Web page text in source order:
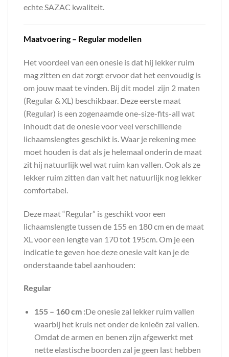
echte SAZAC kwaliteit.
Maatvoering – Regular modellen
Het voordeel van een onesie is dat hij lekker ruim
mag zitten en dat zorgt ervoor dat het eenvoudig is
om jouw maat te vinden. Bij dit model zijn 2 maten
(Regular & XL) beschikbaar. Deze eerste maat
(Regular) is een zogenaamde one-size-fits-all wat
inhoudt dat de onesie voor veel verschillende
lichaamslengtes geschikt is. Waar je rekening mee
moet houden is dat als je helemaal onderin de maat
zit hij natuurlijk wel wat ruim kan vallen. Ook als ze
lekker ruim zitten dan valt het natuurlijk nog lekker
comfortabel.
Deze maat “Regular” is geschikt voor een
lichaamslengte tussen de 155 en 180 cm en de maat
XL voor een lengte van 170 tot 195cm. Om je een
indicatie te geven hoe deze onesie valt kan je de
onderstaande tabel aanhouden:
Regular
155 – 160 cm :De onesie zal lekker ruim vallen
waarbij het kruis net onder de knieën zal vallen.
Omdat de armen en benen zijn afgewerkt met
nette elastische boorden zal je geen last hebben